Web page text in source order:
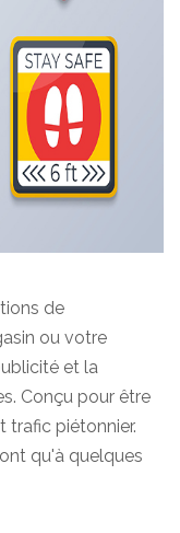
de
ou votre
et la
Conçu pour être
trafic piétonnier.
qu'à quelques